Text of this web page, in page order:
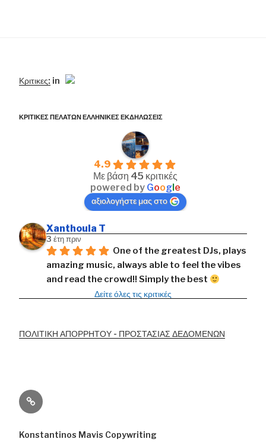
Κριτικες: in
ΚΡΙΤΙΚΕΣ ΠΕΛΑΤΩΝ ΕΛΛΗΝΙΚΕΣ ΕΚΔΗΛΩΣΕΙΣ
4.9
Με βάση 45 κριτικές
powered by Google
αξιολογήστε μας στο
Xanthoula T
3 έτη πριν
One of the greatest DJs, plays
amazing music, always able to feel the vibes
and read the crowd!! Simply the best
Δείτε όλες τις κριτικές
ΠΟΛΙΤΙΚΗ ΑΠΟΡΡΗΤΟΥ - ΠΡΟΣΤΑΣΙΑΣ ΔΕΔΟΜΕΝΩΝ
Privacy
Policy
Konstantinos Mavis Copywriting